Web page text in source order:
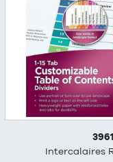
Intercalaires